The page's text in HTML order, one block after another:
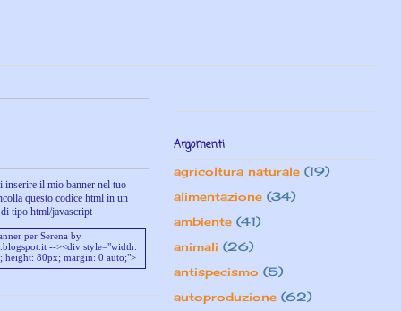
inserire il mio banner nel tuo
questo codice html in un
tipo html/javascript
Argomenti
agricoltura naturale (19)
alimentazione (34)
ambiente (41)
animali (26)
antispecismo (5)
autoproduzione (62)